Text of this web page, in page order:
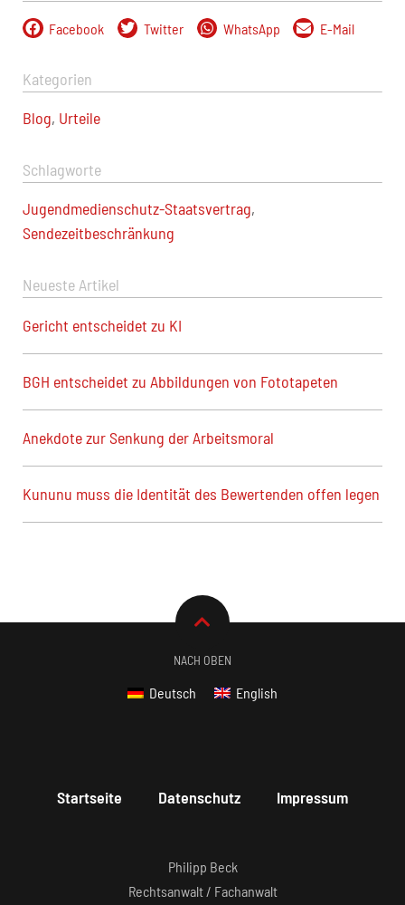
Facebook Twitter WhatsApp E-Mail
Kategorien
Blog, Urteile
Schlagworte
Jugendmedienschutz-Staatsvertrag,
Sendezeitbeschränkung
Neueste Artikel
Gericht entscheidet zu KI
BGH entscheidet zu Abbildungen von Fototapeten
Anekdote zur Senkung der Arbeitsmoral
Kununu muss die Identität des Bewertenden offen legen
NACH OBEN
Deutsch English
Startseite Datenschutz Impressum
Philipp Beck
Rechtsanwalt / Fachanwalt